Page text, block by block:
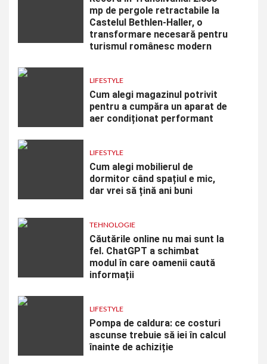
mp de pergole retractabile la
Castelul Bethlen-Haller, o
transformare necesară pentru
turismul românesc modern
LIFESTYLE
Cum alegi magazinul potrivit
pentru a cumpăra un aparat de
aer condiționat performant
LIFESTYLE
Cum alegi mobilierul de
dormitor când spațiul e mic,
dar vrei să țină ani buni
TEHNOLOGIE
Căutările online nu mai sunt la
fel. ChatGPT a schimbat
modul în care oamenii caută
informații
LIFESTYLE
Pompa de caldura: ce costuri
ascunse trebuie să iei în calcul
înainte de achiziție